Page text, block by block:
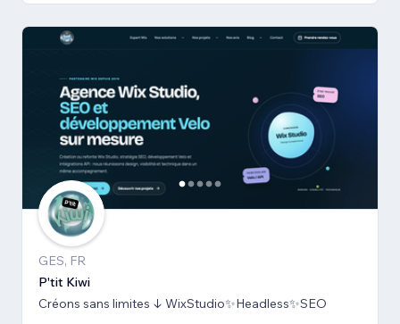
GES, FR
P'tit Kiwi
Créons sans limites ↓ WixStudio✨Headless✨SEO